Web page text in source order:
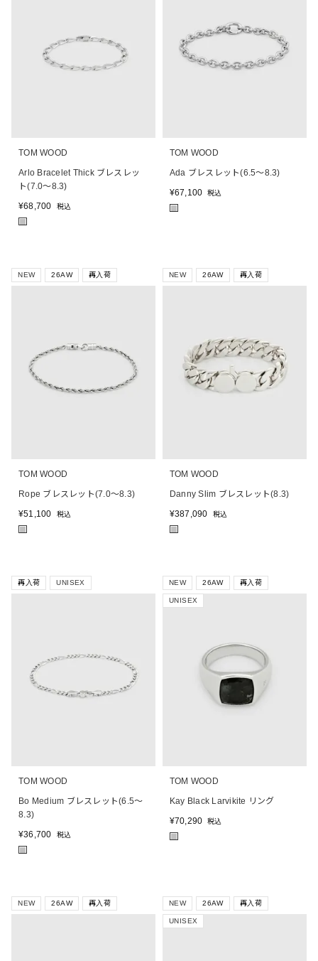
TOM WOOD
Arlo Bracelet Thick ブレスレッ
ト(7.0～8.3)
¥68,700 税込
TOM WOOD
Ada ブレスレット(6.5～8.3)
¥67,100 税込
NEW 26AW 再入荷
TOM WOOD
Rope ブレスレット(7.0～8.3)
¥51,100 税込
■
NEW 26AW 再入荷
TOM WOOD
Danny Slim ブレスレット(8.3)
¥387,090 税込
■
再入荷 UNISEX
TOM WOOD
Bo Medium ブレスレット(6.5～
8.3)
¥36,700 税込
■
NEW 26AW 再入荷
UNISEX
TOM WOOD
Kay Black Larvikite リング
¥70,290 税込
■
NEW 26AW 再入荷 NEW 26AW 再入荷
UNISEX